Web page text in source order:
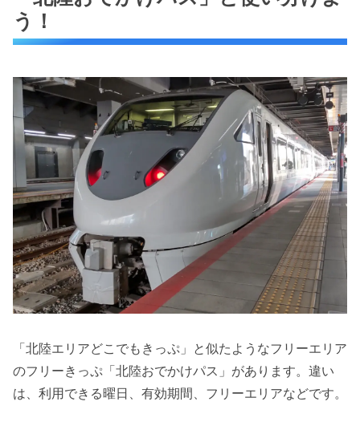
う！
「北陸エリアどこでもきっぷ」と似たようなフリーエリア
のフリーきっぷ「北陸おでかけパス」があります。違い
は、利用できる曜日、有効期間、フリーエリアなどです。